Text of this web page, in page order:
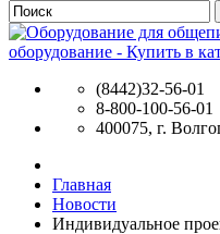
(8442)32-56-01
8-800-100-56-01
400075, г.
Главная
Новости
Индивидуальное